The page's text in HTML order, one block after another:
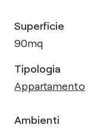
Superficie
90mq
Tipologia
Appartamento
Ambienti